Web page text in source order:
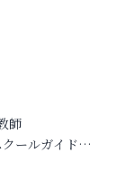
師
クールガイド…